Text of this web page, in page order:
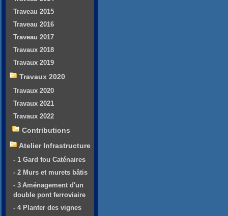
Traveau 2015
Traveau 2016
Traveau 2017
Travaux 2018
Travaux 2019
Travaux 2020
Travaux 2020
Travaux 2021
Travaux 2022
Contributions
Atelier Infrastructure
- 1 Gard fou Caténaires
- 2 Murs et murets bâtis
- 3 Aménagement d'un
double pont ferroviaire
- 4 Planter des vignes